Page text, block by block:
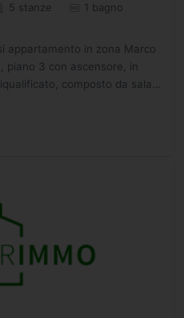
5 stanze
1 bagno
appartamento in zona Marco
piano 3 con ascensore, in
composto da sala